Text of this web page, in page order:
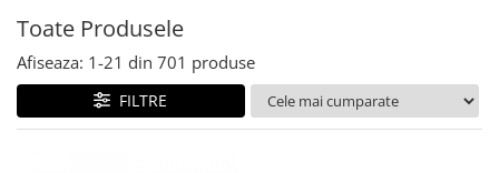
Toate Produsele
Afiseaza: 1-21 din 701 produse
FILTRE